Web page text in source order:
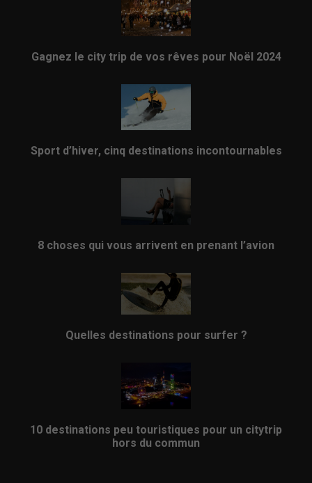
Gagnez le city trip de vos rêves pour Noël 2024
Sport d’hiver, cinq destinations incontournables
8 choses qui vous arrivent en prenant l’avion
Quelles destinations pour surfer ?
10 destinations peu touristiques pour un citytrip
hors du commun